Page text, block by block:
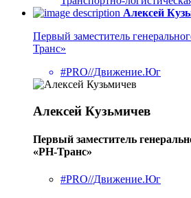
Алексей
Первый заместитель
Транс»
#PRO//Движение.Юг
Алексей Кузьмичев
Первый заместитель
«РН-Транс»
#PRO//Движение.Юг